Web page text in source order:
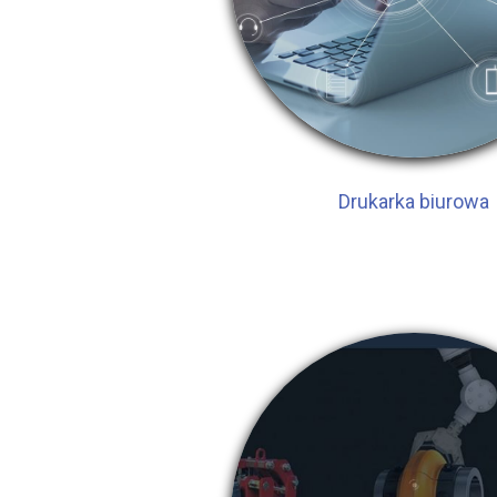
Drukarka biurowa